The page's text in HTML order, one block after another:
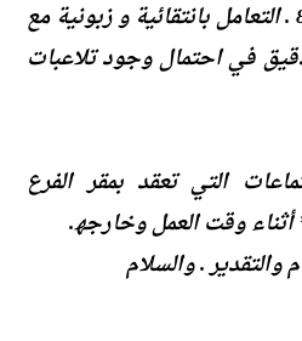
مصلحة الموارد البشریة 8 . التعامل بانتقائیة و زبونیة مع
في احتمال وجود تلاعبات
التي تعقد بمقر الفرع
أثناء وقت العمل وخارجھ.
والتقدیر . والسلام